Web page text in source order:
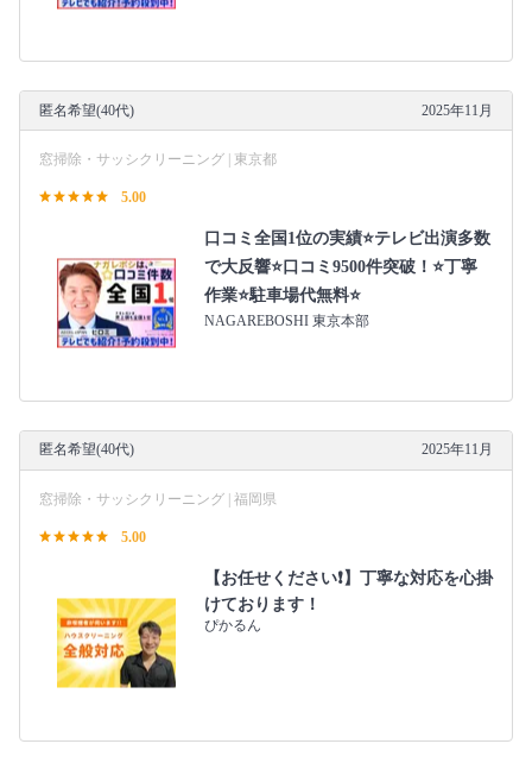
匿名希望(40代) 2025年11月
窓掃除・サッシクリーニング | 東京都
5.00
口コミ全国1位の実績⭐テレビ出演多数
で大反響⭐口コミ9500件突破！⭐丁寧
作業⭐駐車場代無料⭐
NAGAREBOSHI 東京本部
匿名希望(40代) 2025年11月
窓掃除・サッシクリーニング | 福岡県
5.00
【お任せください❗️】丁寧な対応を心掛
けております！
ぴかるん